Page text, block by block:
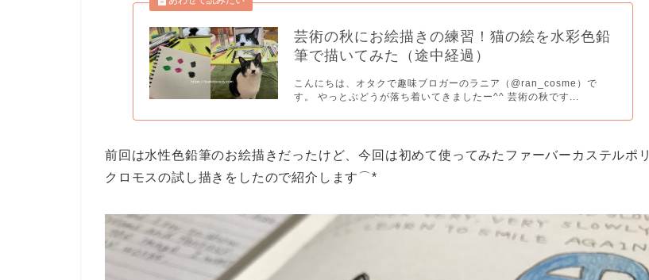
芸術の秋にお絵描きの練習！猫の絵を水彩色鉛
筆で描いてみた（途中経過）
こんにちは、オタクで趣味ブロガーのラニア（@ran_cosme）で
す。 やっとぶどうが落ち着いてきましたー^^ 芸術の秋です...
前回は水性色鉛筆のお絵描きだったけど、今回は初めて使ってみたファーバーカステルポリ
クロモスの試し描きをしたので紹介します⌒*